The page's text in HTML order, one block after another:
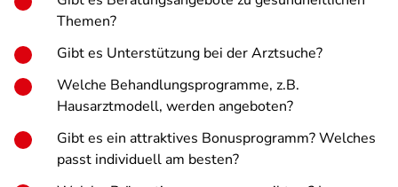
Themen?
Gibt es Unterstützung bei der Arztsuche?
Welche Behandlungsprogramme, z.B.
Hausarztmodell, werden angeboten?
Gibt es ein attraktives Bonusprogramm? Welches
passt individuell am besten?